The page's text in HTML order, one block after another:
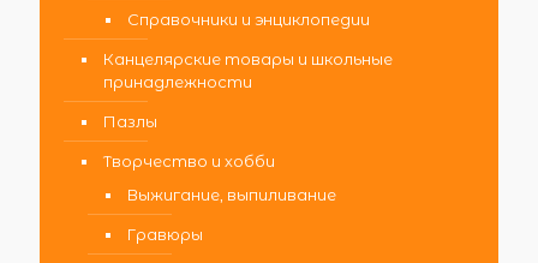
Справочники и энциклопедии
Канцелярские товары и школьные
принадлежности
Пазлы
Творчество и хобби
Выжигание, выпиливание
Гравюры